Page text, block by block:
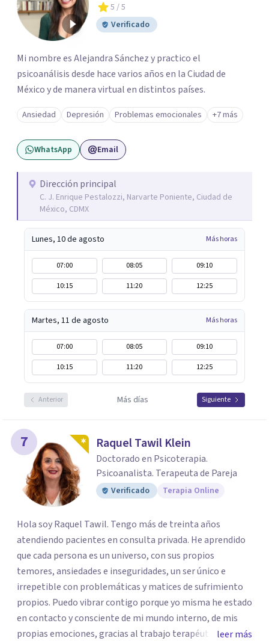
5 / 5
Verificado
Mi nombre es Alejandra Sánchez y practico el
psicoanálisis desde hace varios años en la Ciudad de
México y de manera virtual en distintos países.
Ansiedad Depresión Problemas emocionales +7 más
WhatsApp Email
Dirección principal
C. J. Enrique Pestalozzi, Narvarte Poniente, Ciudad de
México, CDMX
Lunes, 10 de agosto Más horas
07:00 08:05
09:10
10:15
11:20 12:25
Martes, 11 de agosto Más horas
07:00 08:05
09:10
10:15
11:20 12:25
Anterior Más días Siguiente
7 Raquel Tawil Klein
Doctorado en Psicoterapia.
Psicoanalista. Terapeuta de Pareja
Verificado Terapia Online
Hola soy Raquel Tawil. Tengo más de treinta años
atendiendo pacientes en consulta privada. He aprendido
que cada persona es un universo, con sus propios
temores, ansiedades e inseguridades, un ser único e
irrepetible con problemáticas y matices de sufrimiento
propios. Puedo vibrar contigo porque yo misma he estado
en contacto y consciente de mi mundo interno, de mis
propias emociones, gracias al trabajo terapéutico que he
leer más